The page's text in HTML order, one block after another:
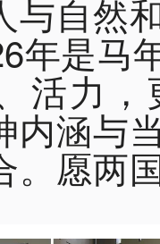
与自然
年是马
活力
内涵与
。愿两